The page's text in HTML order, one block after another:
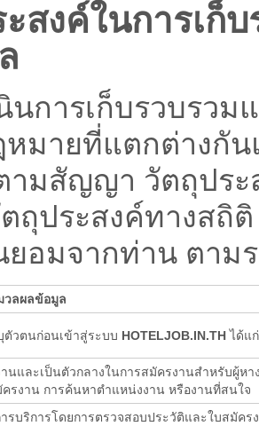
สงค์ในการเก็
นการเก็บรวบรว
หมายที่แตกต่างกั
ามสัญญา วัตถุประ
ถุประสงค์ทางสถิ
อมจากท่าน ตาม
วลผลข้อมูล
ตัวตนก่อนเข้าสู่ระบบ HOTELJOB.IN.THได้แ
านและเป็นตัวกลางในการสมัครงานสำหรับผู้ห
รงาน การค้นหาตำแหน่งงาน หรืองานที่สนใจ
รบริการโดยการตรวจสอบประวัติและใบสมัคร